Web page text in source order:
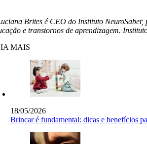
Brites é CEO do Instituto NeuroSaber,
e transtornos de aprendizagem.
MAIS
18/05/2026
Brincar é fundamental: dicas e benefícios